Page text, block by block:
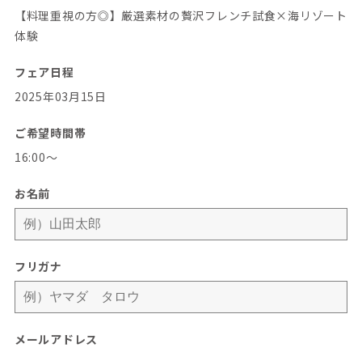
【料理重視の方◎】厳選素材の贅沢フレンチ試食×海リゾート
体験
フェア日程
2025年03月15日
ご希望時間帯
16:00〜
お名前
フリガナ
メールアドレス